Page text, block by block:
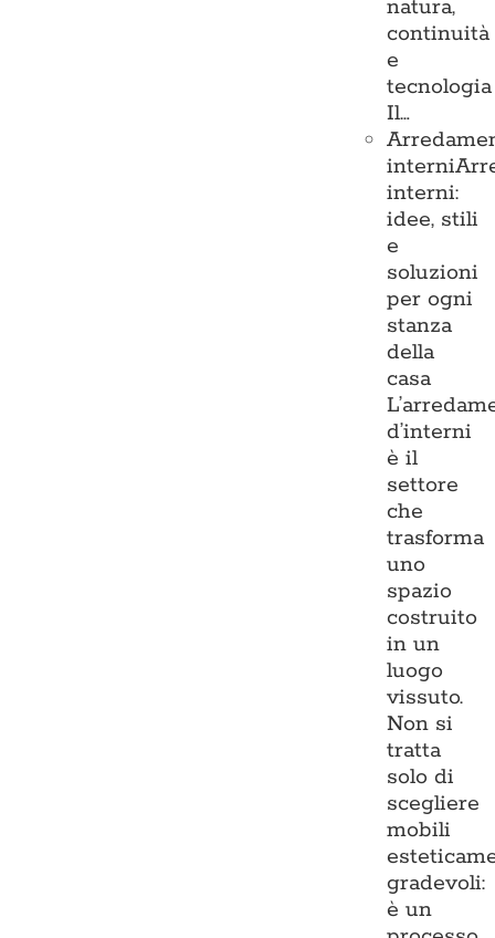
natura,
continuità
e
tecnologia
Il…
interni
interni:
idee, stili
e
soluzioni
per ogni
stanza
della
casa
d’interni
è il
settore
che
trasforma
uno
spazio
costruito
in un
luogo
vissuto.
Non si
tratta
solo di
scegliere
mobili
gradevoli:
è un